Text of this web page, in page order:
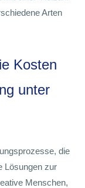
Arten
Kosten
unter
die
Lösungen zur
Menschen,